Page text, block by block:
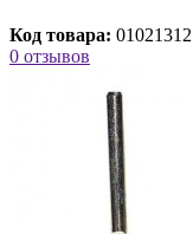
Код товара: 01021312
0 отзывов